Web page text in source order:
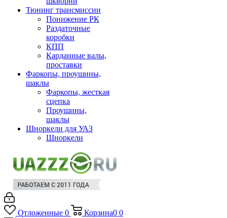
Тюнинг трансмиссии
Понижение РК
Раздаточные
коробки
КПП
Карданные валы,
проставки
Фаркопы, проушины,
шаклы
Фаркопы, жесткая
сцепка
Проушины,
шаклы
Шноркели для УАЗ
Шноркели
Отложенные 0 Корзина0 0